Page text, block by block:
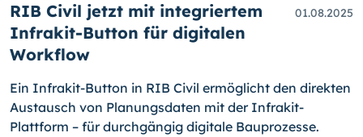
RIB Civil jetzt mit integriertem
Infrakit-Button für digitalen
Workflow
01.08.2025
Ein Infrakit-Button in RIB Civil ermöglicht den direkten
Austausch von Planungsdaten mit der Infrakit-
Plattform – für durchgängig digitale Bauprozesse.